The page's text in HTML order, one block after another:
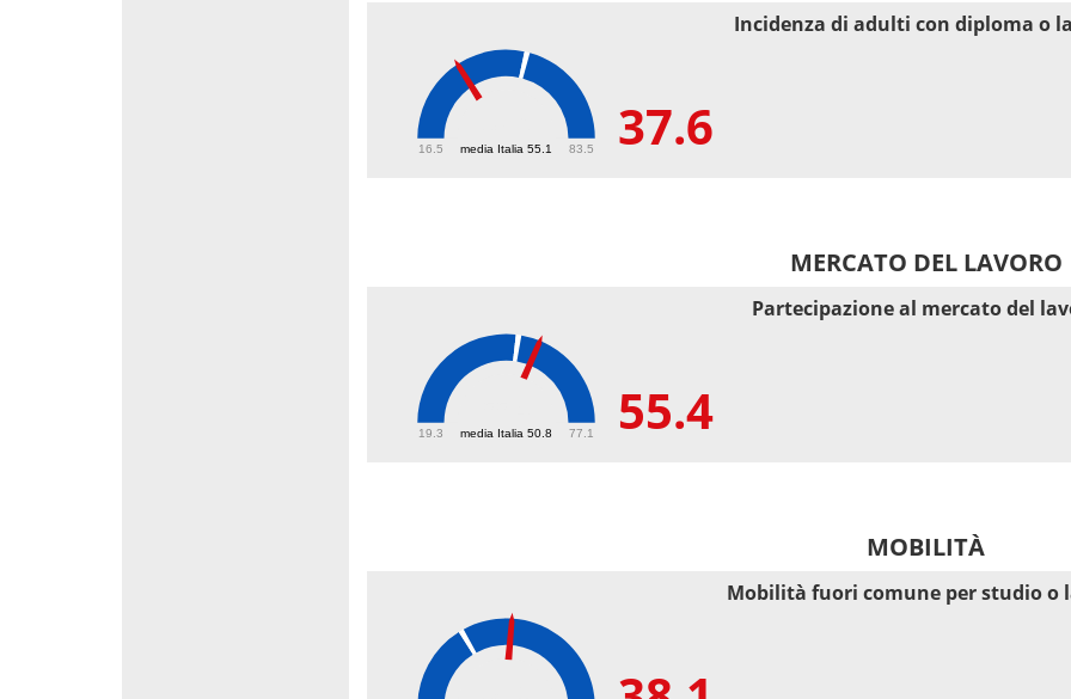
media Italia 55.1
16.5 83.5 37.6
Incidenza di adulti con diploma o
MERCATO DEL LAVORO
media Italia 50.8
19.3 77.1 55.4
Partecipazione al mercato del
MOBILITÀ
Mobilità fuori comune per studio o